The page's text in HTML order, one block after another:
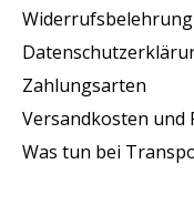
Widerrufsbelehrung
Zahlungsarten
Versandkosten und
Was tun bei